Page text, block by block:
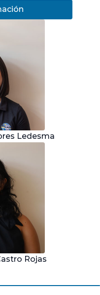
Ledesma
Rojas